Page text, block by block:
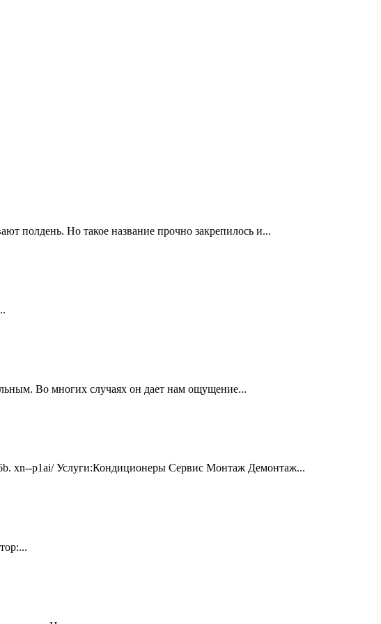
полдень. Но такое название прочно закрепилось и...
Во многих случаях он дает нам ощущение...
xn--p1ai/ Услуги:Кондиционеры Сервис Монтаж Демонтаж...